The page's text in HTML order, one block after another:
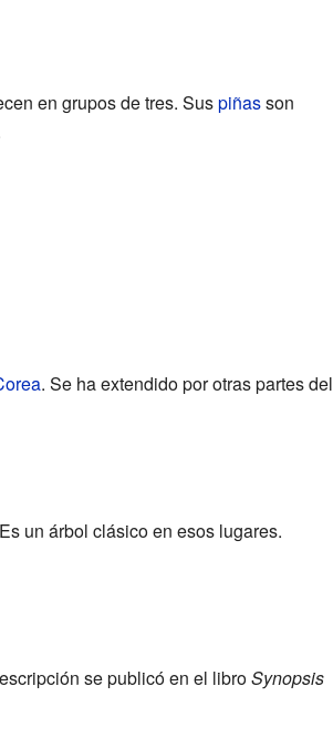
en grupos de tres. Suspiñasson
. Se ha extendido por otras partes del
un árbol clásico en esos lugares.
se publicó en el libroSynopsis